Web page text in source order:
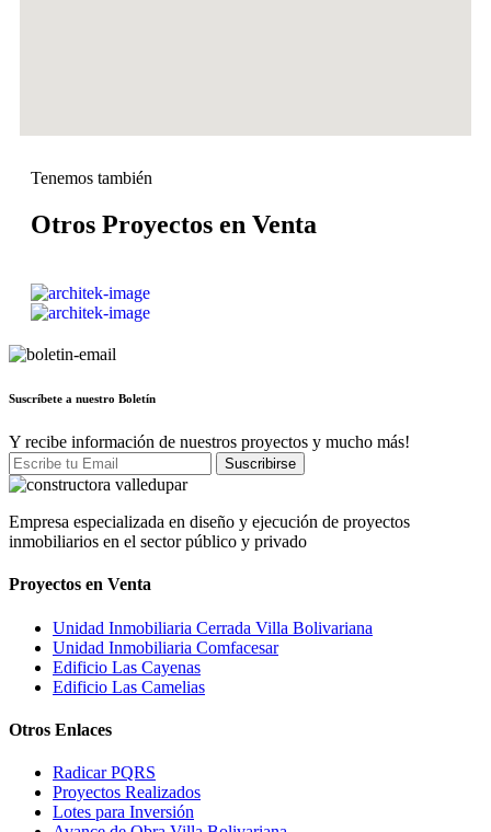
Tenemos también
Otros Proyectos en Venta
Suscríbete a nuestro Boletín
Y recibe información de nuestros proyectos y mucho más!
Empresa especializada en diseño y ejecución de proyectos
inmobiliarios en el sector público y privado
Proyectos en Venta
Unidad Inmobiliaria Cerrada Villa Bolivariana
Unidad Inmobiliaria Comfacesar
Edificio Las Cayenas
Edificio Las Camelias
Otros Enlaces
Radicar PQRS
Proyectos Realizados
Lotes para Inversión